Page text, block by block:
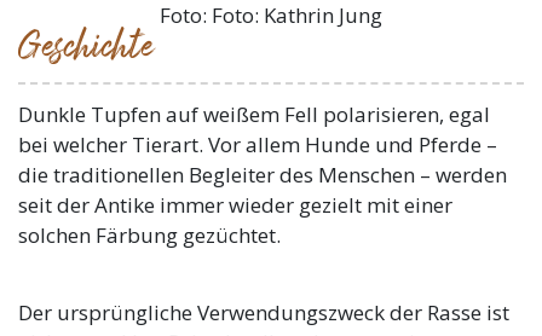
Foto: Foto: Kathrin Jung
Geschichte
Dunkle Tupfen auf weißem Fell polarisieren, egal
bei welcher Tierart. Vor allem Hunde und Pferde –
die traditionellen Begleiter des Menschen – werden
seit der Antike immer wieder gezielt mit einer
solchen Färbung gezüchtet.
Der ursprüngliche Verwendungszweck der Rasse ist